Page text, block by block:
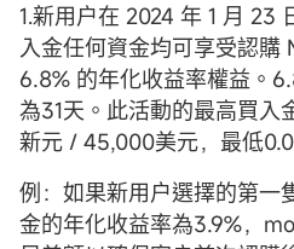
1.新用户在 2024 年 1 月 23
入金任何資金均可享受認購
6.8% 的年化收益率權益。
為31天。此活動的最高買入
新元 / 45,000美元，最低
例：如果新用户選擇的第一
金的年化收益率為3.9%，